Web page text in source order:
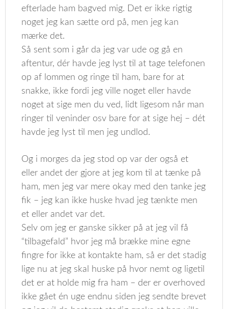
efterlade ham bagved mig. Det er ikke rigtig
noget jeg kan sætte ord på, men jeg kan
mærke det.
Så sent som i går da jeg var ude og gå en
aftentur, dér havde jeg lyst til at tage telefonen
op af lommen og ringe til ham, bare for at
snakke, ikke fordi jeg ville noget eller havde
noget at sige men du ved, lidt ligesom når man
ringer til veninder osv bare for at sige hej – dét
havde jeg lyst til men jeg undlod.
Og i morges da jeg stod op var der også et
eller andet der gjore at jeg kom til at tænke på
ham, men jeg var mere okay med den tanke jeg
fik – jeg kan ikke huske hvad jeg tænkte men
et eller andet var det.
Selv om jeg er ganske sikker på at jeg vil få
“tilbagefald” hvor jeg må brække mine egne
fingre for ikke at kontakte ham, så er det stadig
lige nu at jeg skal huske på hvor nemt og ligetil
det er at holde mig fra ham – der er overhoved
ikke gået én uge endnu siden jeg sendte brevet